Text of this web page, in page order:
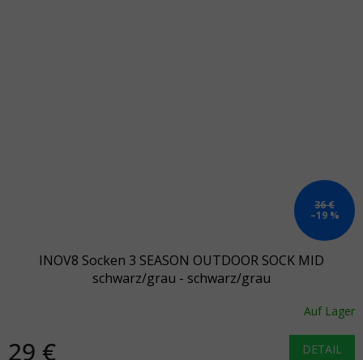
36 €
–19 %
INOV8 Socken 3 SEASON OUTDOOR SOCK MID
schwarz/grau - schwarz/grau
Auf Lager
29 € DETAIL